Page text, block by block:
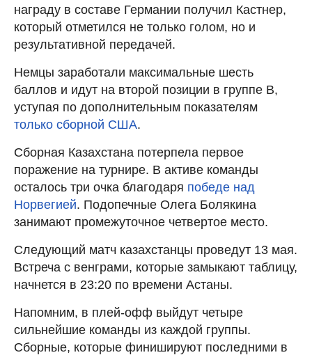
награду в составе Германии получил Кастнер,
который отметился не только голом, но и
результативной передачей.
Немцы заработали максимальные шесть
баллов и идут на второй позиции в группе В,
уступая по дополнительным показателям
только сборной США.
Сборная Казахстана потерпела первое
поражение на турнире. В активе команды
осталось три очка благодаря победе над
Норвегией. Подопечные Олега Болякина
занимают промежуточное четвертое место.
Следующий матч казахстанцы проведут 13 мая.
Встреча с венграми, которые замыкают таблицу,
начнется в 23:20 по времени Астаны.
Напомним, в плей-офф выйдут четыре
сильнейшие команды из каждой группы.
Сборные, которые финишируют последними в